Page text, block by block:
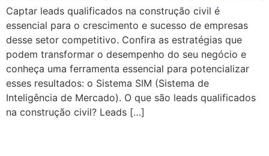
Captar leads qualificados na construção civil é
essencial para o crescimento e sucesso de empresas
desse setor competitivo. Confira as estratégias que
podem transformar o desempenho do seu negócio e
conheça uma ferramenta essencial para potencializar
esses resultados: o Sistema SIM (Sistema de
Inteligência de Mercado). O que são leads qualificados
na construção civil? Leads […]